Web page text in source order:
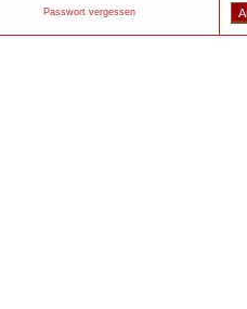
Passwort vergessen